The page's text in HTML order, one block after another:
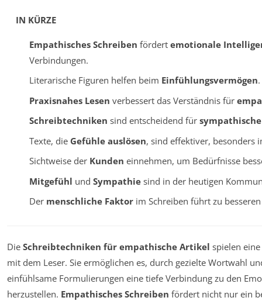
IN KÜRZE
Empathisches Schreiben fördert emotionale
Verbindungen.
Literarische Figuren helfen beim Einfühlungsvermögen.
Praxisnahes Lesen verbessert das Verständnis für
Schreibtechniken sind entscheidend für
Texte, die Gefühle auslösen, sind effektiver, besonders
Sichtweise der Kunden einnehmen, um Bedürfnisse
Mitgefühl und Sympathiesind in der heutigen
Der menschliche Faktorim Schreiben führt zu
Die Schreibtechniken für empathische Artikel spielen
mit dem Leser. Sie ermöglichen es, durch gezielte Wortwahl
einfühlsame Formulierungen eine tiefe Verbindung zu den
herzustellen. Empathisches Schreiben fördert nicht nur ein